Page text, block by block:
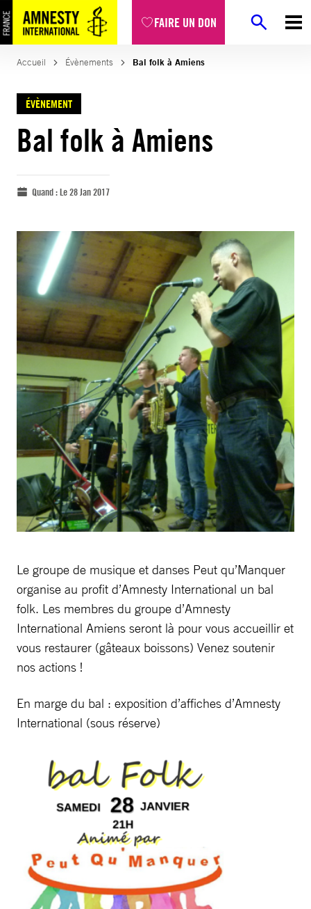
FAIRE UN DON
Accueil Évènements Bal folk à Amiens
ÉVÈNEMENT
Bal folk à Amiens
Quand :Le 28 Jan 2017
Le groupe de musique et danses Peut qu’Manquer
organise au profit d’Amnesty International un bal
folk. Les membres du groupe d’Amnesty
International Amiens seront là pour vous accueillir et
vous restaurer (gâteaux boissons) Venez soutenir
nos actions !
En marge du bal : exposition d’affiches d’Amnesty
International (sous réserve)